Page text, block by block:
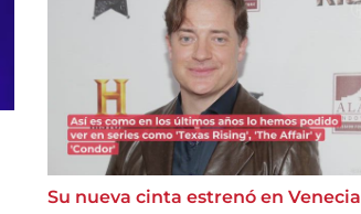
Su nueva cinta estrenó en Venecia